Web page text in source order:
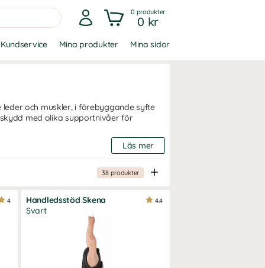
0 produkter
0 kr
Kundservice Mina produkter Mina sidor
och muskler, i förebyggande syfte
med olika supportnivåer för
muskler. Ett lättare ledskydd
för att du ska kunna bibehålla en
från framstående varumärken;
fotbäddar och skoinlägg som avlastar
Läs mer
38produkter
4
Handledsstöd Skena
Svart
4.4